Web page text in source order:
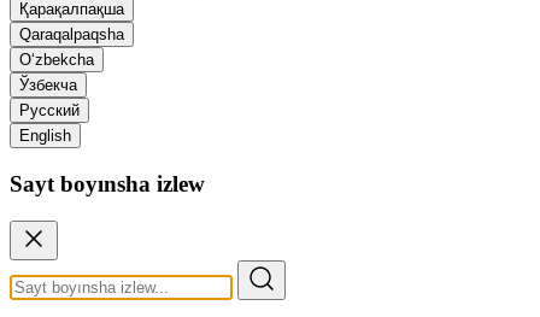
Қарақалпақша
Qaraqalpaqsha
O‘zbekcha
Ўзбекча
Русский
English
Sayt boyınsha izlew